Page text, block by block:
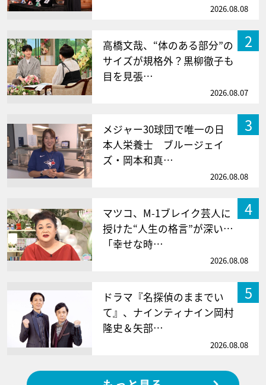
2026.08.08
2
高橋文哉、“体のある部分”の
サイズが規格外？黒柳徹子も
目を見張…
2026.08.07
3
メジャー30球団で唯一の日
本人栄養士 ブルージェイ
ズ・岡本和真…
2026.08.08
4
マツコ、M-1ブレイク芸人に
授けた“人生の格言”が深い…
「幸せな時…
2026.08.08
5
ドラマ『名探偵のままでい
て』、ナインティナイン岡村
隆史＆矢部…
2026.08.08